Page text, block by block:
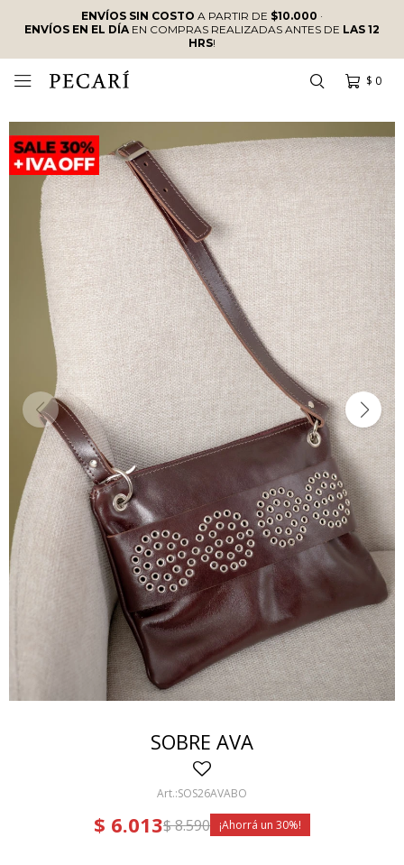
ENVÍOS SIN COSTO A PARTIR DE $10.000 ·
ENVÍOS EN EL DÍAEN COMPRAS REALIZADAS ANTES DE LAS 12
HRS!
$ 0

SOBRE AVA
SOS26AVABO
$ 6.013$8.590 30